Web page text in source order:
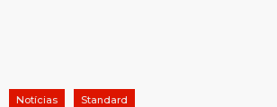
Notícias Standard